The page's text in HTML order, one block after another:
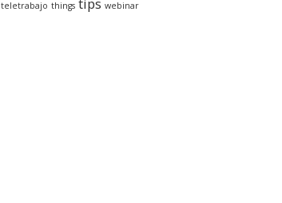
teletrabajo things webinar